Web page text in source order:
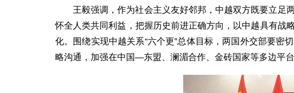
王毅强调，作为社会主义友好邻邦，中越双方既要立足
怀全人类共同利益，把握历史前进正确方向，以中越具有战
化。围绕实现中越关系“六个更”总体目标，两国外交部要
略沟通，加强在中国—东盟、澜湄合作、金砖国家等多边平